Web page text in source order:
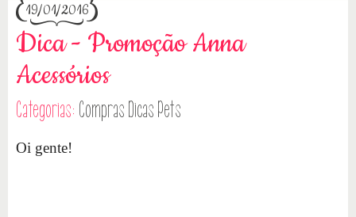
19/01/2016
Dica - Promoção Anna
Acessórios
Categorias: Compras Dicas Pets
Oi gente!